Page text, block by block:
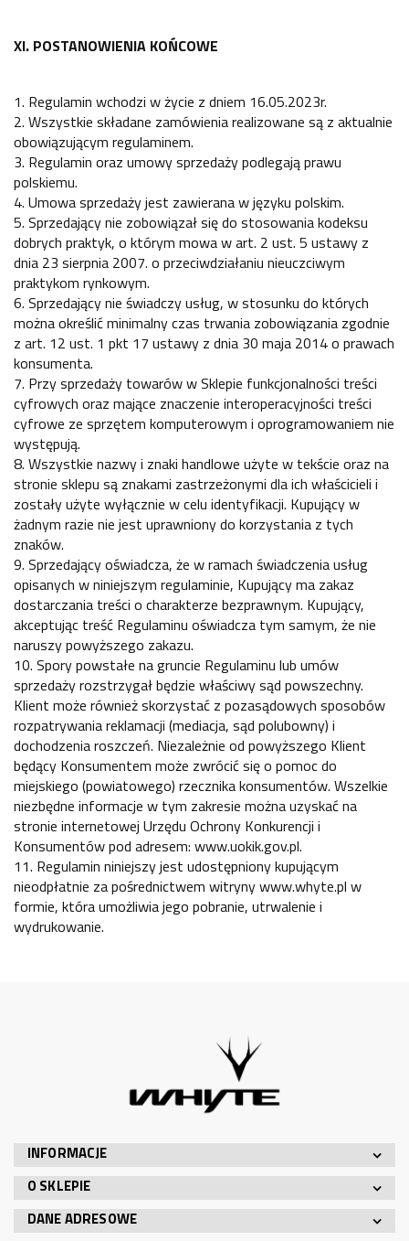
XI. POSTANOWIENIA KOŃCOWE
1. Regulamin wchodzi w życie z dniem 16.05.2023r.
2. Wszystkie składane zamówienia realizowane są z aktualnie
obowiązującym regulaminem.
3. Regulamin oraz umowy sprzedaży podlegają prawu
polskiemu.
4. Umowa sprzedaży jest zawierana w języku polskim.
5. Sprzedający nie zobowiązał się do stosowania kodeksu
dobrych praktyk, o którym mowa w art. 2 ust. 5 ustawy z
dnia 23 sierpnia 2007. o przeciwdziałaniu nieuczciwym
praktykom rynkowym.
6. Sprzedający nie świadczy usług, w stosunku do których
można określić minimalny czas trwania zobowiązania zgodnie
z art. 12 ust. 1 pkt 17 ustawy z dnia 30 maja 2014 o prawach
konsumenta.
7. Przy sprzedaży towarów w Sklepie funkcjonalności treści
cyfrowych oraz mające znaczenie interoperacyjności treści
cyfrowe ze sprzętem komputerowym i oprogramowaniem nie
występują.
8. Wszystkie nazwy i znaki handlowe użyte w tekście oraz na
stronie sklepu są znakami zastrzeżonymi dla ich właścicieli i
zostały użyte wyłącznie w celu identyfikacji. Kupujący w
żadnym razie nie jest uprawniony do korzystania z tych
znaków.
9. Sprzedający oświadcza, że w ramach świadczenia usług
opisanych w niniejszym regulaminie, Kupujący ma zakaz
dostarczania treści o charakterze bezprawnym. Kupujący,
akceptując treść Regulaminu oświadcza tym samym, że nie
naruszy powyższego zakazu.
10. Spory powstałe na gruncie Regulaminu lub umów
sprzedaży rozstrzygał będzie właściwy sąd powszechny.
Klient może również skorzystać z pozasądowych sposobów
rozpatrywania reklamacji (mediacja, sąd polubowny) i
dochodzenia roszczeń. Niezależnie od powyższego Klient
będący Konsumentem może zwrócić się o pomoc do
miejskiego (powiatowego) rzecznika konsumentów. Wszelkie
niezbędne informacje w tym zakresie można uzyskać na
stronie internetowej Urzędu Ochrony Konkurencji i
Konsumentów pod adresem: www.uokik.gov.pl.
11. Regulamin niniejszy jest udostępniony kupującym
nieodpłatnie za pośrednictwem witryny www.whyte.pl w
formie, która umożliwia jego pobranie, utrwalenie i
wydrukowanie.
DANE ADRESOWE
INFORMACJE
O SKLEPIE